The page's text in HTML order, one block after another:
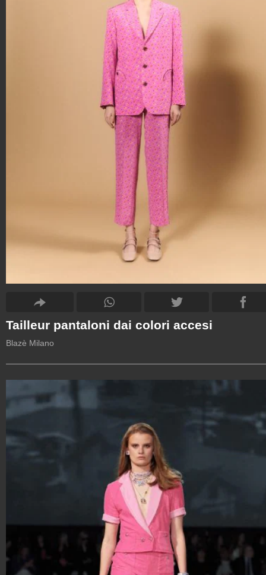
Tailleur pantaloni dai colori accesi
Blazè Milano